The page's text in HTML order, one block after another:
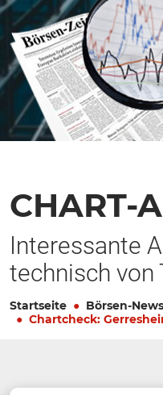
CHART-
Interessante
technisch von
Startseite Börsen-News
Chartcheck: